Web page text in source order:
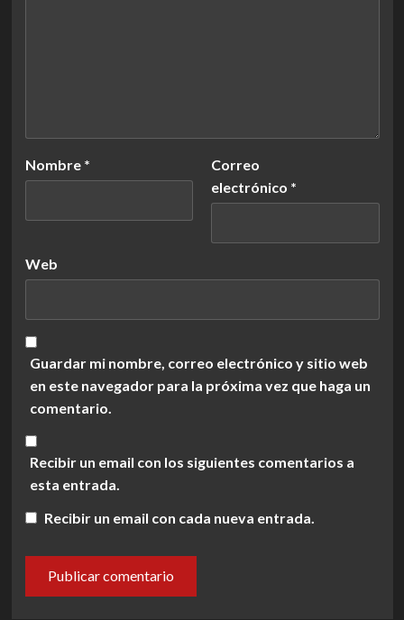
Nombre *
Correo
electrónico *
Web
Guardar mi nombre, correo electrónico y sitio web
en este navegador para la próxima vez que haga un
comentario.
Recibir un email con los siguientes comentarios a
esta entrada.
Recibir un email con cada nueva entrada.